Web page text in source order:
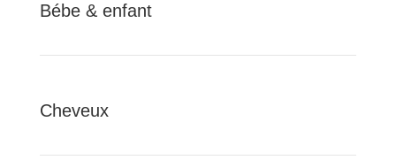
Bébe & enfant
Cheveux